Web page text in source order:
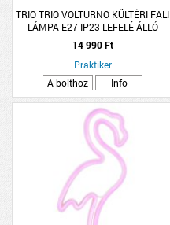
TRIO TRIO VOLTURNO KÜLTÉRI FALI
LÁMPA E27 IP23 LEFELÉ ÁLLÓ
30X15X19CM ANTIK BRONZ
14 990 Ft
Praktiker
A bolthoz
Info